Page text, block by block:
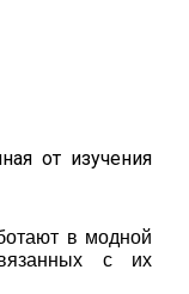
от изучения
в модной
с их